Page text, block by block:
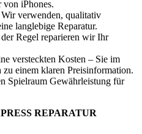
von iPhones.
Wir verwenden, qualitativ
langlebige Reparatur.
Regel reparieren wir Ihr
versteckten Kosten – Sie im
einem klaren Preisinformation.
Spielraum Gewährleistung für
REPARATUR